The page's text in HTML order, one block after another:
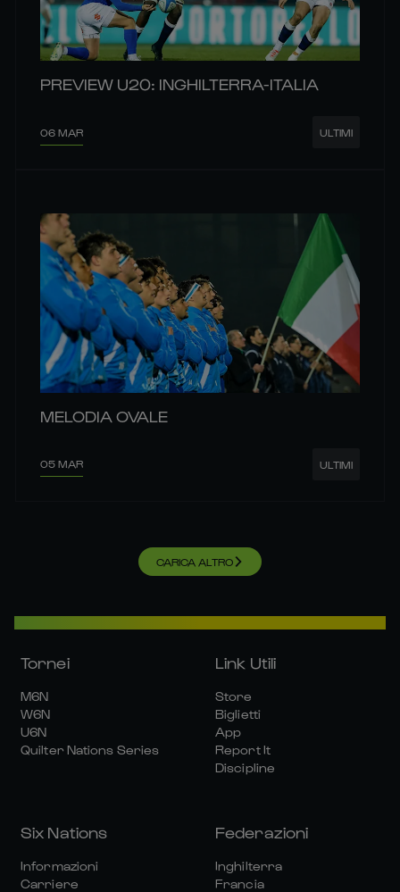
PREVIEW U20: INGHILTERRA-ITALIA
06 MAR ULTIMI
MELODIA OVALE
05 MAR ULTIMI
CARICA ALTRO
Tornei
M6N
W6N
U6N
Quilter Nations Series
Link Utili
Store
Biglietti
App
Report It
Discipline
Six Nations
Informazioni
Carriere
Federazioni
Inghilterra
Francia